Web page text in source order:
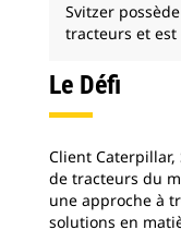
Svitzer
tracteurs et est
Le Défi
Client
de tracteurs du
une approche à
solutions en